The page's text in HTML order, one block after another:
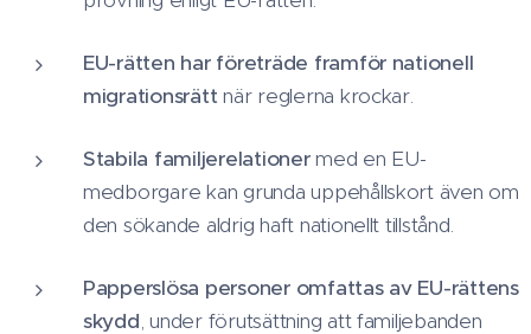
EU-rätten har företräde framför nationell
migrationsrätt när reglerna krockar.
Stabila familjerelationermed en EU-
medborgare kan grunda uppehållskort även om
den sökande aldrig haft nationellt tillstånd.
Papperslösa personer omfattas av EU-rättens
skydd, under förutsättning att familjebanden